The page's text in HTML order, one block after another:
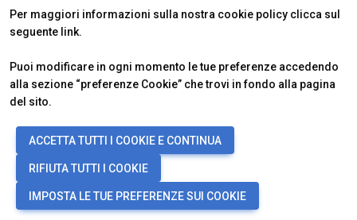
Per maggiori informazioni sulla nostra cookie policy clicca sul
seguente link.
Puoi modificare in ogni momento le tue preferenze accedendo
alla sezione “preferenze Cookie” che trovi in fondo alla pagina
del sito.
ACCETTA TUTTI I COOKIE E CONTINUA
RIFIUTA TUTTI I COOKIE
IMPOSTA LE TUE PREFERENZE SUI COOKIE
© 2026ITALIAN EXHIBITION GROUP SpA - Via Emilia 155, 47921 Rimini
(Italy) - Registro Imprese Rimini e C.F./P.I. 00139440408 - Cap. Soc.
52.214.897 i.v. -Copyright & disclaimer